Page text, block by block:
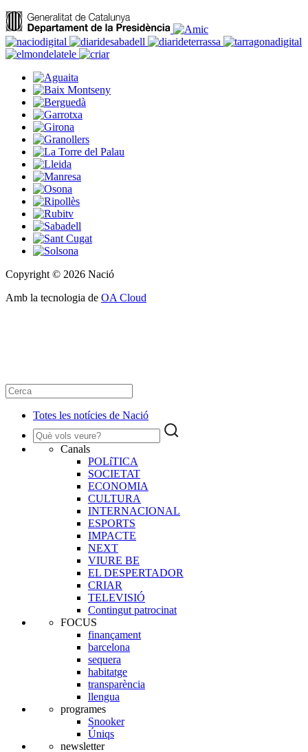
Copyright © 2026 Nació
Amb la tecnologia de OA Cloud
Totes les notícies de Nació
Canals
POLíTICA
SOCIETAT
ECONOMIA
CULTURA
INTERNACIONAL
ESPORTS
IMPACTE
NEXT
VIURE BE
EL DESPERTADOR
CRIAR
TELEVISIÓ
Contingut patrocinat
FOCUS
finançament
barcelona
sequera
habitatge
transparència
llengua
programes
Snooker
Úniqs
newsletter